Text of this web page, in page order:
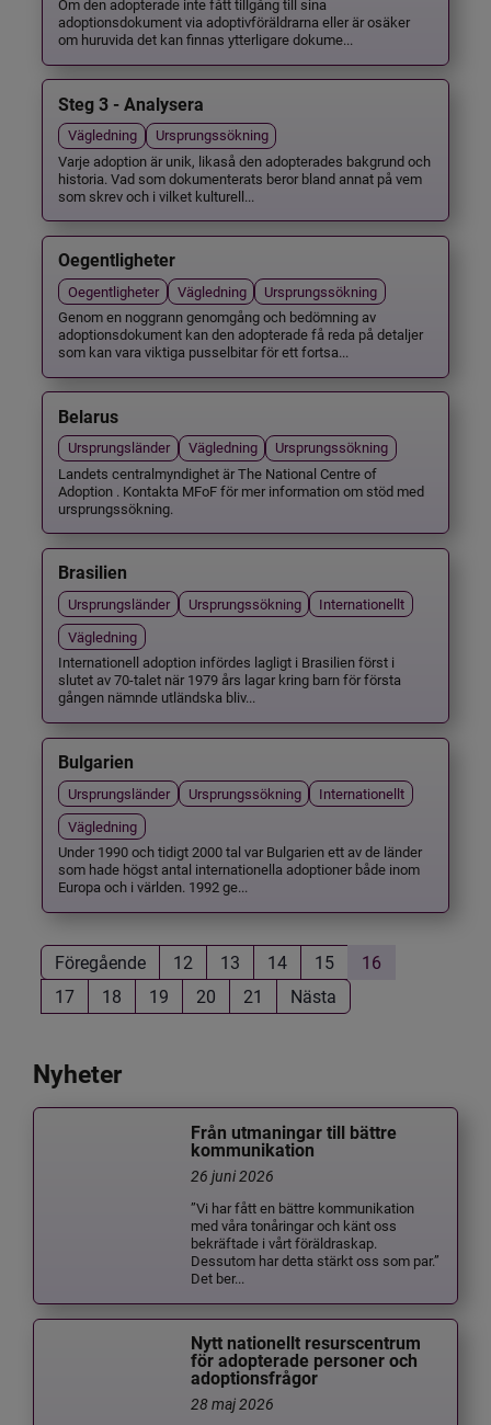
Om den adopterade inte fått tillgång till sina
adoptionsdokument via adoptivföräldrarna eller är osäker
om huruvida det kan finnas ytterligare dokume...
Steg 3 - Analysera
Vägledning
Ursprungssökning
Varje adoption är unik, likaså den adopterades bakgrund och
historia. Vad som dokumenterats beror bland annat på vem
som skrev och i vilket kulturell...
Oegentligheter
Oegentligheter Vägledning
Ursprungssökning
Genom en noggrann genomgång och bedömning av
adoptionsdokument kan den adopterade få reda på detaljer
som kan vara viktiga pusselbitar för ett fortsa...
Belarus
Ursprungsländer Vägledning
Ursprungssökning
Landets centralmyndighet är The National Centre of
Adoption . Kontakta MFoF för mer information om stöd med
ursprungssökning.
Brasilien
Ursprungsländer Ursprungssökning
Internationellt
Vägledning
Internationell adoption infördes lagligt i Brasilien först i
slutet av 70-talet när 1979 års lagar kring barn för första
gången nämnde utländska bliv...
Bulgarien
Ursprungsländer Ursprungssökning
Internationellt
Vägledning
Under 1990 och tidigt 2000 tal var Bulgarien ett av de länder
som hade högst antal internationella adoptioner både inom
Europa och i världen. 1992 ge...
Föregående 12 13 14 15
16
17
18 19 20 21 Nästa
Nyheter
Från utmaningar till bättre
kommunikation
26 juni 2026
”Vi har fått en bättre kommunikation
med våra tonåringar och känt oss
bekräftade i vårt föräldraskap.
Dessutom har detta stärkt oss som par.”
Det ber...
Nytt nationellt resurscentrum
för adopterade personer och
adoptionsfrågor
28 maj 2026